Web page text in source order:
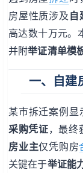
房屋性质涉及 自
高达数十万元。
并附举证清单模
一、自建
某市拆迁案例显
采购凭证，最终
房业主仅凭购房
关键在于举证能